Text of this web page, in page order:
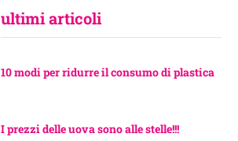
ultimi articoli
10 modi per ridurre il consumo di plastica
I prezzi delle uova sono alle stelle!!!